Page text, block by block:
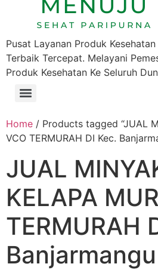
Pusat Layanan Produk
Terbaik Tercepat. Melayani
Produk Kesehatan Ke Seluruh
Home / Products tagged “JUAL
VCO TERMURAH DI Kec.
JUAL
KELAPA
TERMURAH
Banjarmangu